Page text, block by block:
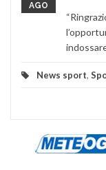
AGO
News sport,